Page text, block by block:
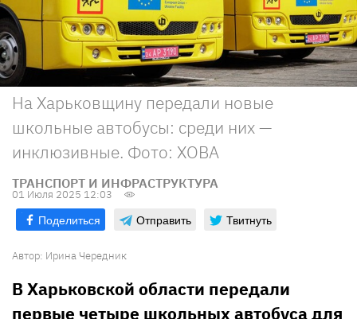
На Харьковщину передали новые
школьные автобусы: среди них —
инклюзивные. Фото: ХОВА
ТРАНСПОРТ И ИНФРАСТРУКТУРА
01 Июля 2025 12:03
Поделиться Отправить Твитнуть
Автор: Ирина Чередник
В Харьковской области передали
первые четыре школьных автобуса для